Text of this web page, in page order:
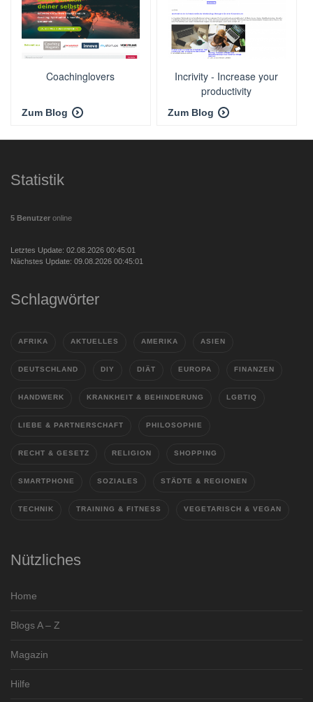
Coachinglovers
Zum Blog
Incrivity - Increase your
productivity
Zum Blog
Statistik
5 Benutzer online
Letztes Update: 02.08.2026 00:45:01
Nächstes Update: 09.08.2026 00:45:01
Schlagwörter
AFRIKA AKTUELLES AMERIKA ASIEN
DEUTSCHLAND DIY DIÄT EUROPA FINANZEN
HANDWERK KRANKHEIT & BEHINDERUNG LGBTIQ
LIEBE & PARTNERSCHAFT PHILOSOPHIE
RECHT & GESETZ RELIGION SHOPPING
SMARTPHONE SOZIALES STÄDTE & REGIONEN
TECHNIK TRAINING & FITNESS VEGETARISCH & VEGAN
Nützliches
Home
Blogs A – Z
Magazin
Hilfe